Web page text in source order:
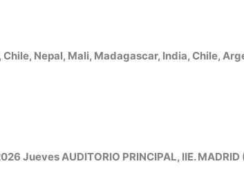
Nepal, Mali, Madagascar, India, Chile,
Jueves AUDITORIO PRINCIPAL, IIE.